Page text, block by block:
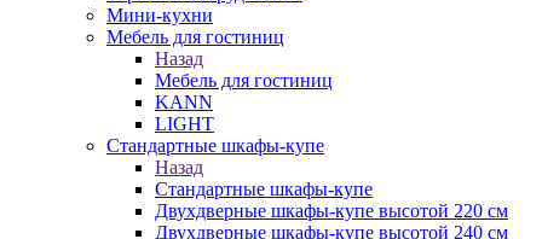
Мини-кухни
Мебель для гостиниц
Назад
Мебель для гостиниц
KANN
LIGHT
Стандартные шкафы-купе
Назад
Стандартные шкафы-купе
Двухдверные шкафы-купе высотой 220 см
Двухдверные шкафы-купе высотой 240 см